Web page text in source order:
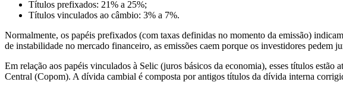
Títulos prefixados: 21% a 25%;
Títulos vinculados ao câmbio: 3% a 7%.
Normalmente, os papéis prefixados (com taxas definidas no momento da emissão)
de instabilidade no mercado financeiro, as emissões caem porque os investidores
Em relação aos papéis vinculados à Selic (juros básicos da economia), esses títulos
Central (Copom). A dívida cambial é composta por antigos títulos da dívida interna